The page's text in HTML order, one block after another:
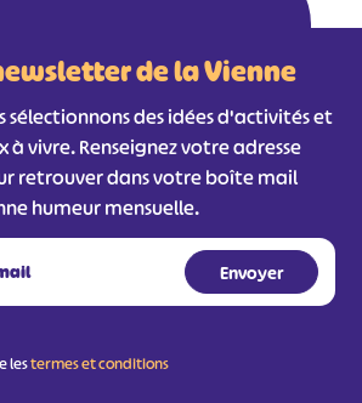
de la Vienne
sélectionnons des idées d'activités et
à vivre. Renseignez votre adresse
retrouver dans votre boîte mail
humeur mensuelle.
lestermes et conditions